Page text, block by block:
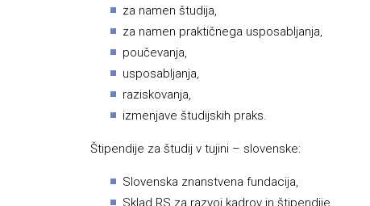
za namen študija,
za namen praktičnega usposabljanja,
poučevanja,
usposabljanja,
raziskovanja,
izmenjave študijskih praks.
Štipendije za študij v tujini – slovenske:
Slovenska znanstvena fundacija,
Sklad RS za razvoj kadrov in štipendije,